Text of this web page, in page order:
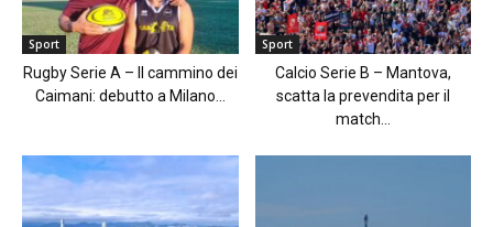
Sport
Rugby Serie A – Il cammino dei
Caimani: debutto a Milano...
Sport
Calcio Serie B – Mantova,
scatta la prevendita per il
match...